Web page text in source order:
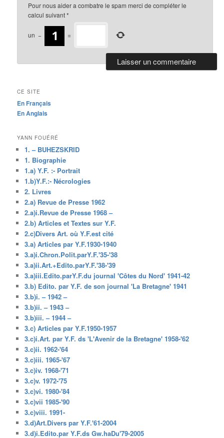
Pour nous aider a combatre le spam merci de compléter le
calcul suivant*
un − =
CE SITE
En Français
En Anglais
YANN FOUÉRÉ
1. – BUHEZSKRID
1. Biographie
1.a) Y.F. :- Portrait
1.b)Y.F.:- Nécrologies
2. Livres
2.a) Revue de Presse 1962
2.a)i.Revue de Presse 1968 –
2.b) Articles et Textes sur Y.F.
2.c)Divers Art. où Y.F.est cité
3.a) Articles par Y.F.1930-1940
3.a)i.Chron.Polit.parY.F.'35-'38
3.a)ii.Art.+Edito.parY.F.'38-'39
3.a)iii.Edito.parY.F.du journal 'Côtes du Nord' 1941-42
3.b) Edito. par Y.F. de son journal 'La Bretagne' 1941
3.b)i. – 1942 –
3.b)ii. – 1943 –
3.b)iii. – 1944 –
3.c) Articles par Y.F.1950-1957
3.c)i.Art. par Y.F. ds 'L'Avenir de la Bretagne' 1958-'62
3.c)ii. 1962-'64
3.c)iii. 1965-'67
3.c)iv. 1968-'71
3.c)v. 1972-'75
3.c)vi. 1980-'84
3.c)vii 1985-'90
3.c)viii. 1991-
3.d)Art.Divers par Y.F.'61-2004
3.d)i.Edito.par Y.F.ds Gw.haDu'79-2005